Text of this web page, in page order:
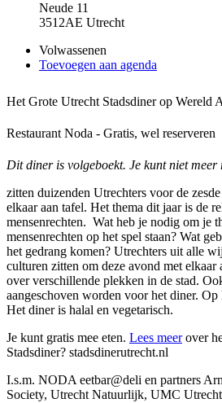
Neude 11
3512AE Utrecht
Volwassenen
Toevoegen aan agenda
Het Grote Utrecht Stadsdiner op Wereld
Restaurant Noda - Gratis, wel reserveren
Dit diner is volgeboekt. Je kunt niet meer
zitten duizenden Utrechters voor de
elkaar aan tafel. Het thema dit jaar is de
mensenrechten. Wat heb je nodig om je
mensenrechten op het spel staan? Wat
het gedrang komen? Utrechters uit alle
culturen zitten om deze avond met
over verschillende plekken in de stad.
aangeschoven worden voor het diner. Op
Het diner is halal en vegetarisch.
Je kunt gratis mee eten. Lees meerover
Stadsdiner? stadsdinerutrecht.nl
I.s.m. NODA eetbar@deli en partners
Society, Utrecht Natuurlijk, UMC